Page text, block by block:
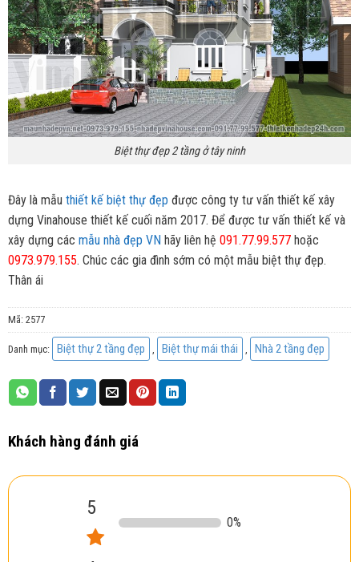
Biệt thự đẹp 2 tầng ở tây ninh
Đây là mẫu thiết kế biệt thự đẹp được công ty tư vấn thiết kế xây
dựng Vinahouse thiết kế cuối năm 2017. Để được tư vấn thiết kế và
xây dựng các mẫu nhà đẹp VN hãy liên hệ 091.77.99.577hoặc
0973.979.155 . Chúc các gia đình sớm có một mẫu biệt thự đẹp.
Thân ái
Mã: 2577
Danh mục: Biệt thự 2 tầng đẹp Biệt thự mái thái Nhà 2 tầng đẹp
Khách hàng đánh giá
5
0%